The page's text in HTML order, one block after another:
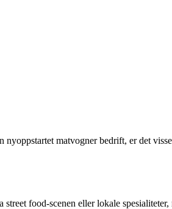
matvogner bedrift, er det
food-scenen eller lokale